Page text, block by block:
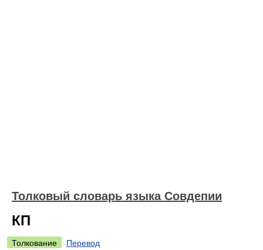
Толковый словарь языка Совдепии
КП
Толкование
Перевод